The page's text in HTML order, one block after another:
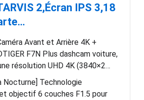
2,Écran IPS 3,18
Avant et Arrière 4K +
F7N Plus dashcam voiture,
résolution UHD 4K (3840×2…
Nocturne] Technologie
objectif 6 couches F1.5 pour